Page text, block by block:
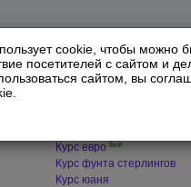
cookie, чтобы можно
посетителей с сайтом и
сайтом, вы
Курс евро live
Курс фунта стерлингов
Курс юаня